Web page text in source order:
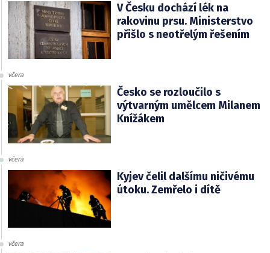
V Česku dochází lék na
rakovinu prsu. Ministerstvo
přišlo s neotřelým řešením
včera
Česko se rozloučilo s
výtvarným umělcem Milanem
Knížákem
včera
Kyjev čelil dalšímu ničivému
útoku. Zemřelo i dítě
včera